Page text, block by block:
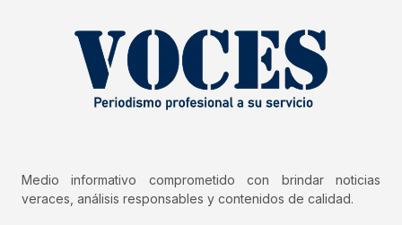
Medio informativo comprometido con brindar noticias
veraces, análisis responsables y contenidos de calidad.